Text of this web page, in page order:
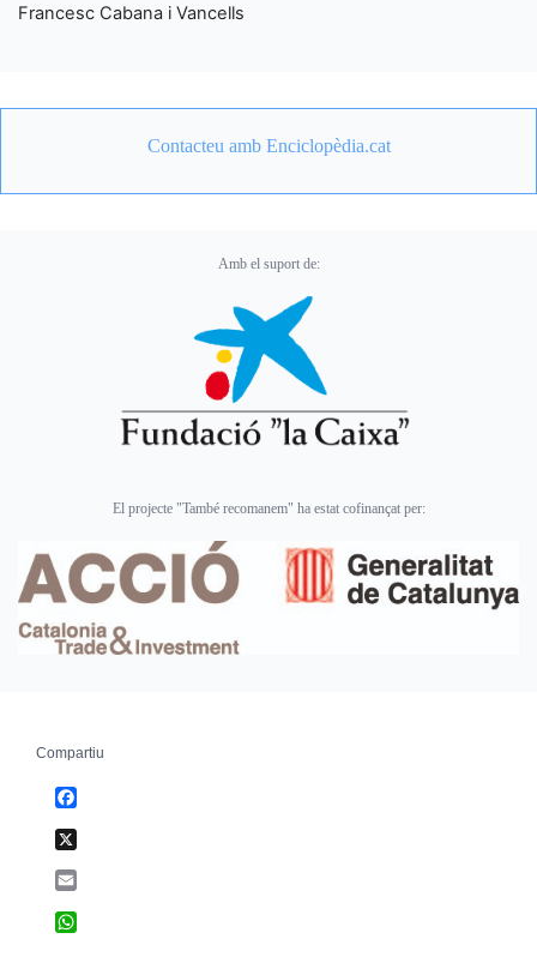
Francesc Cabana i Vancells
Contacteu amb Enciclopèdia.cat
Amb el suport de:
El projecte "També recomanem" ha estat cofinançat per:
Compartiu